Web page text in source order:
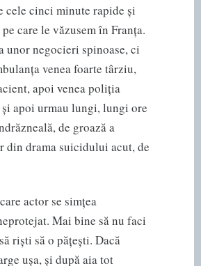
cele cinci minute rapide și
care le văzusem în Franța.
unor negocieri spinoase, ci
venea foarte târziu,
apoi venea poliția
apoi urmau lungi, lungi ore
de groază a
din drama suicidului acut, de
actor se simțea
Mai bine să nu faci
riști să o pățești. Dacă
ușa, și după aia tot